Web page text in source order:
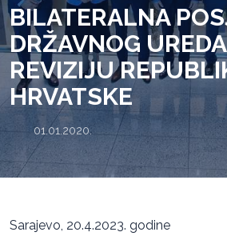
BILATERALNA
DRŽAVNOG
REVIZIJU
HRVATSKE
01.01.2020.
Sarajevo, 20.4.2023. godine